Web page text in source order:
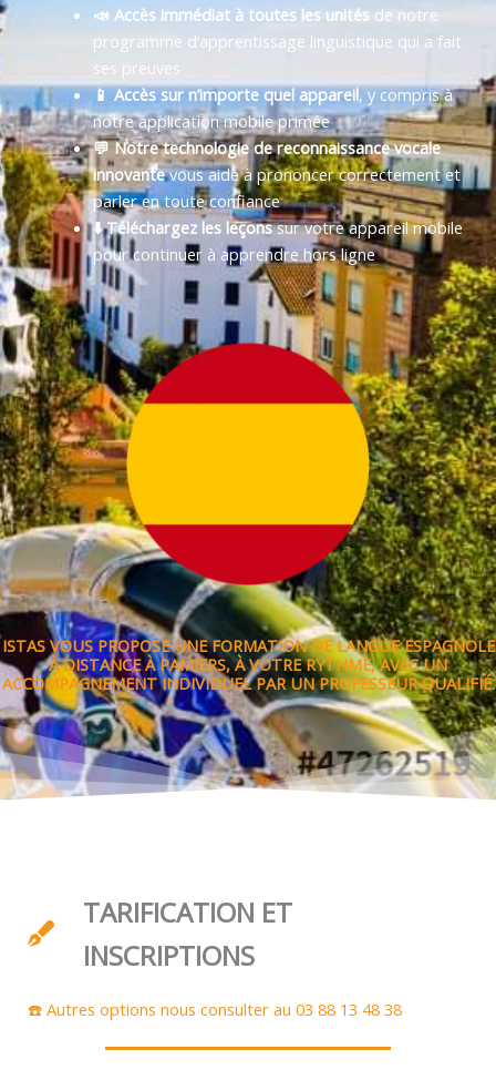
📣 Accès immédiat à toutes les unitésde notre
programme d’apprentissage linguistique qui a fait
ses preuves
📱 Accès sur n’importe quel appareil, y compris à
notre application mobile primée
💬 Notre technologie de reconnaissance vocale
innovantevous aide à prononcer correctement et
parler en toute confiance
⬇️ Téléchargez les leçonssur votre appareil mobile
pour continuer à apprendre hors ligne
ISTAS VOUS PROPOSE UNE FORMATION DE LANGUE ESPAGNOLE
À DISTANCE À PAMIERS, À VOTRE RYTHME, AVEC UN
ACCOMPAGNEMENT INDIVIDUEL PAR UN PROFESSEUR QUALIFIÉ.
TARIFICATION ET
INSCRIPTIONS
☎️ Autres options nous consulter au 03 88 13 48 38